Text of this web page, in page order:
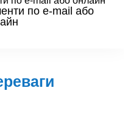
по e-mail або